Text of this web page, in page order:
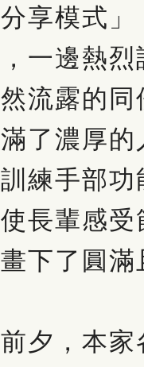
享模式
一邊熱
流露的
了濃厚
練手部
長輩感
下了圓
，本家